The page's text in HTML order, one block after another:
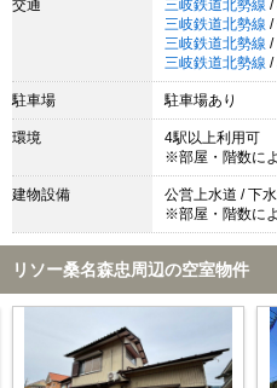
交通 三岐鉄道北勢線 /
三岐鉄道北勢線 /
三岐鉄道北勢線 /
三岐鉄道北勢線 /
駐車場 駐車場あり
環境
4駅以上利用可
※部屋・階数に
建物設備
公営上水道 / 下
※部屋・階数に
リソー桑名森忠周辺の空室物件